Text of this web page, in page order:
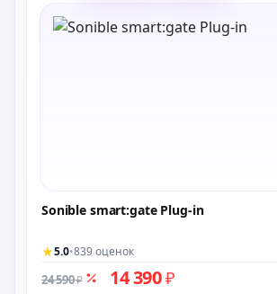
Sonible smart:gate Plug-in
★5.0•839 оценок
24 590₽ 14 390₽